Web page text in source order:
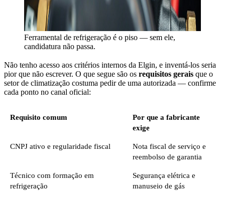
Ferramental de refrigeração é o piso — sem ele,
candidatura não passa.
Não tenho acesso aos critérios internos da Elgin, e inventá-los seria
pior que não escrever. O que segue são os requisitos gerais que o
setor de climatização costuma pedir de uma autorizada — confirme
cada ponto no canal oficial:
Requisito comum
Por que a fabricante
exige
CNPJ ativo e regularidade fiscal
Nota fiscal de serviço e
reembolso de garantia
Técnico com formação em
refrigeração
Segurança elétrica e
manuseio de gás